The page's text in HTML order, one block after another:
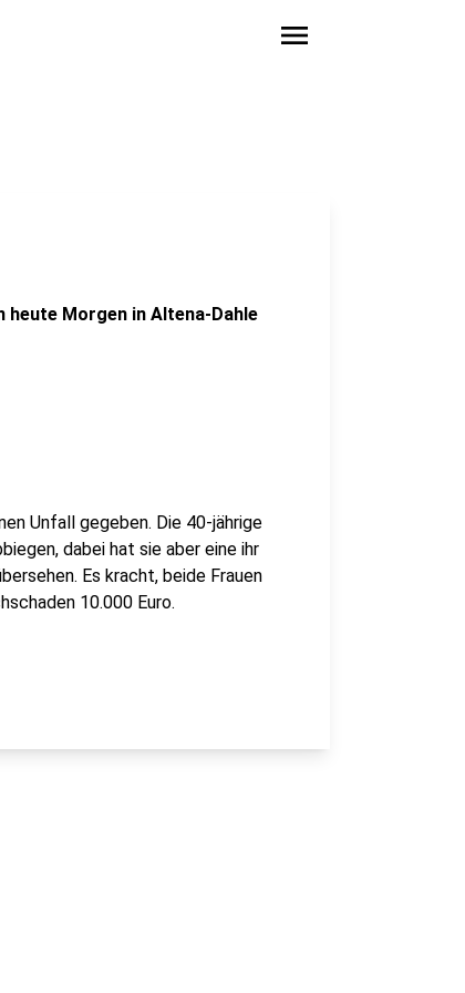
menu
heute Morgen in Altena-Dahle
Unfall gegeben. Die 40-jährige
dabei hat sie aber eine ihr
Es kracht, beide Frauen
10.000 Euro.